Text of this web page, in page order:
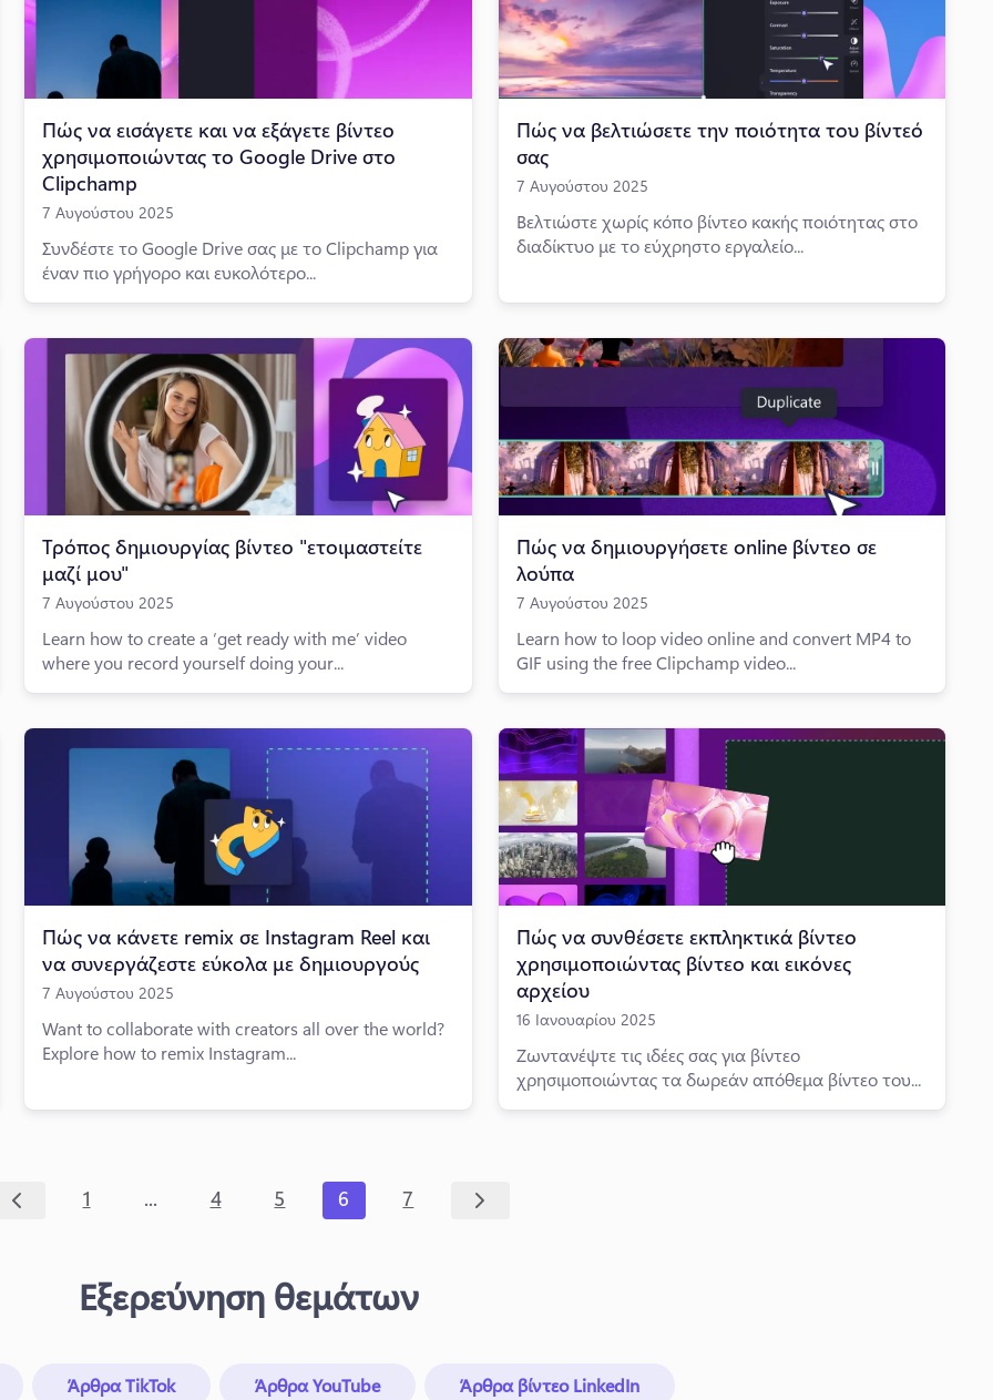
Πώς να εισάγετε και να εξάγετε βίντεο
χρησιμοποιώντας το Google Drive στο
Clipchamp
7 Αυγούστου 2025
Συνδέστε το Google Drive σας με το Clipchamp για
έναν πιο γρήγορο και ευκολότερο...
Πώς να βελτιώσετε την ποιότητα του βίντεό
σας
7 Αυγούστου 2025
Βελτιώστε χωρίς κόπο βίντεο κακής ποιότητας στο
διαδίκτυο με το εύχρηστο εργαλείο...
Τρόπος δημιουργίας βίντεο "ετοιμαστείτε
μαζί μου"
7 Αυγούστου 2025
Learn how to create a ‘get ready with me’ video
where you record yourself doing your...
Πώς να δημιουργήσετε online βίντεο σε
λούπα
7 Αυγούστου 2025
Learn how to loop video online and convert MP4 to
GIF using the free Clipchamp video...
Πώς να κάνετε remix σε Instagram Reel και
να συνεργάζεστε εύκολα με δημιουργούς
7 Αυγούστου 2025
Want to collaborate with creators all over the world?
Explore how to remix Instagram...
Πώς να συνθέσετε εκπληκτικά βίντεο
χρησιμοποιώντας βίντεο και εικόνες
αρχείου
16 Ιανουαρίου 2025
Ζωντανέψτε τις ιδέες σας για βίντεο
χρησιμοποιώντας τα δωρεάν απόθεμα βίντεο του...
1 ... 4 5 6 7
Εξερεύνηση θεμάτων
Άρθρα TikTok Άρθρα YouTube Άρθρα βίντεο LinkedIn